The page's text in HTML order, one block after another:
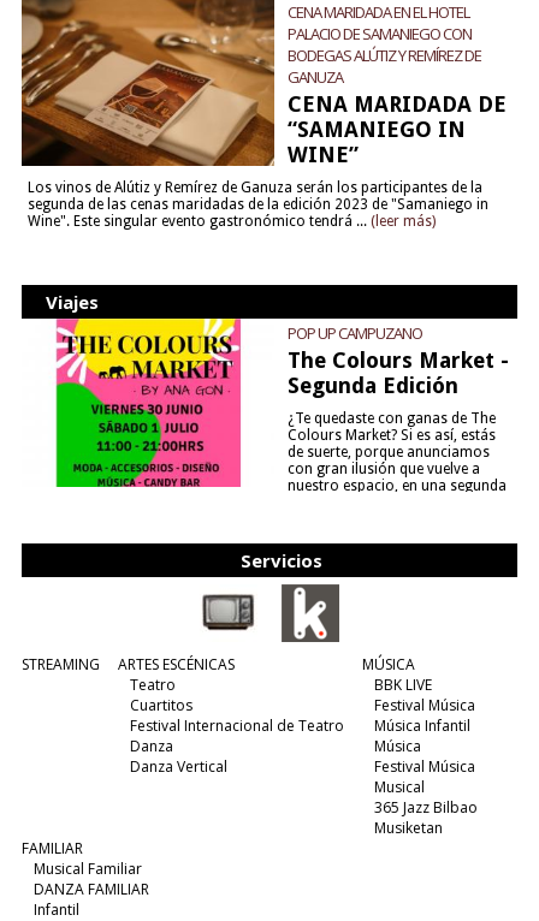
CENA MARIDADA EN EL HOTEL
PALACIO DE SAMANIEGO CON
BODEGAS ALÚTIZ Y REMÍREZ DE
GANUZA
CENA MARIDADA DE
“SAMANIEGO IN
WINE”
Los vinos de Alútiz y Remírez de Ganuza serán los participantes de la
segunda de las cenas maridadas de la edición 2023 de "Samaniego in
Wine". Este singular evento gastronómico tendrá ... (leer más)
Viajes
POP UP CAMPUZANO
The Colours Market -
Segunda Edición
¿Te quedaste con ganas de The
Colours Market? Si es así, estás
de suerte, porque anunciamos
con gran ilusión que vuelve a
nuestro espacio, en una segunda
Servicios
STREAMING
ARTES ESCÉNICAS
Teatro
Cuartitos
Festival Internacional de Teatro
Danza
Danza Vertical
MÚSICA
BBK LIVE
Festival Música
Música Infantil
Música
Festival Música
Musical
365 Jazz Bilbao
Musiketan
FAMILIAR
Musical Familiar
DANZA FAMILIAR
Infantil